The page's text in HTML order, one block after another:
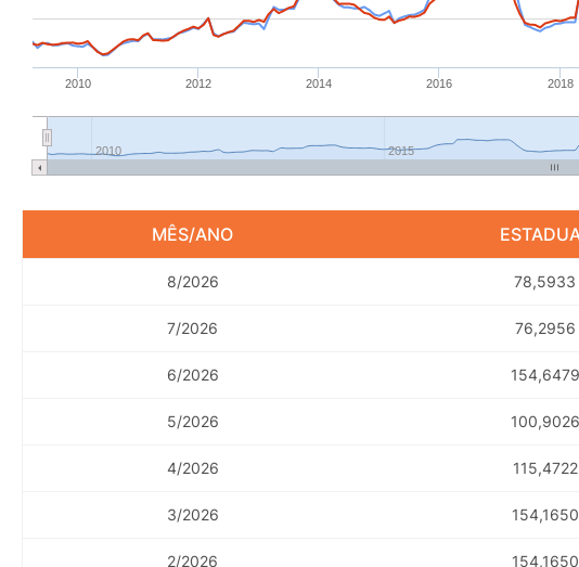
2010 2012 2014 2016 2018
2010 2015
MÊS/ANO
8/2026 78,5933
7/2026 76,2956
6/2026 154,6479
5/2026 100,9026
4/2026 115,4722
3/2026 154,1650
2/2026 154,1650